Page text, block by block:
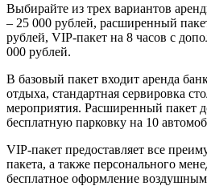
Выбирайте из трех вариантов
– 25 000 рублей, расширенный
рублей, VIP-пакет на 8 часов с
000 рублей.
В базовый пакет входит аренда
отдыха, стандартная сервировка
мероприятия. Расширенный пакет
бесплатную парковку на 10
VIP-пакет предоставляет все
пакета, а также персонального
бесплатное оформление